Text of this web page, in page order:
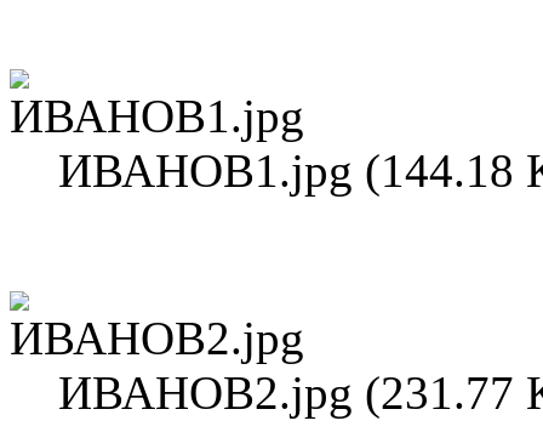
ИВАНОВ1.jpg (144.18
ИВАНОВ2.jpg (231.77